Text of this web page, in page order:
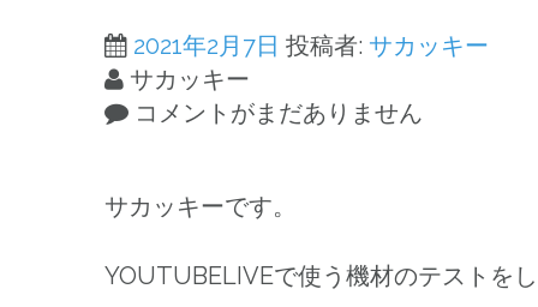
2021年2月7日 投稿者: サカッキー
サカッキー
コメントがまだありません
サカッキーです。
YOUTUBELIVEで使う機材のテストを